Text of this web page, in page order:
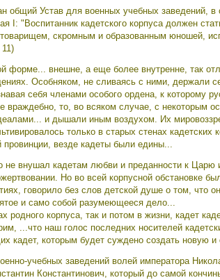
общий Устав для военных учебных заведений, в
I: "Воспитанник кадетского корпуса должен
скромным и образованным юношей,
форме... внешне, а еще более внутренне, так
Особняком, не сливаясь с ними, держали
себя членами особого ордена, к которому
враждебно, то, во всяком случае, с некоторым
и дышали иным воздухом. Их
только в старых стенах
провинции, везде кадеты были едины...
не внушал кадетам любви и преданности к Царю
Но во всей корпусной обстановке
говорило без слов детской душе о том, что
и само собой разумеющееся дело...
родного корпуса, так и потом в жизни, кадет
...что наш голос последних носителей
кадет, которым будет суждено создать новую
учебных заведений волей императора
Константинович, который до самой